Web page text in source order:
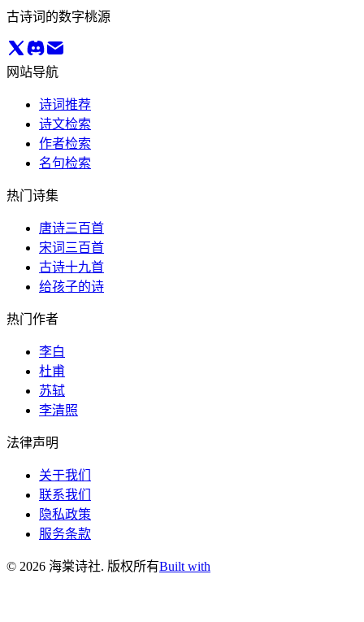
古诗词的数字桃源
网站导航
诗词推荐
诗文检索
作者检索
名句检索
热门诗集
唐诗三百首
宋词三百首
古诗十九首
给孩子的诗
热门作者
李白
杜甫
苏轼
李清照
法律声明
关于我们
联系我们
隐私政策
服务条款
© 2026 海棠诗社. 版权所有Built with